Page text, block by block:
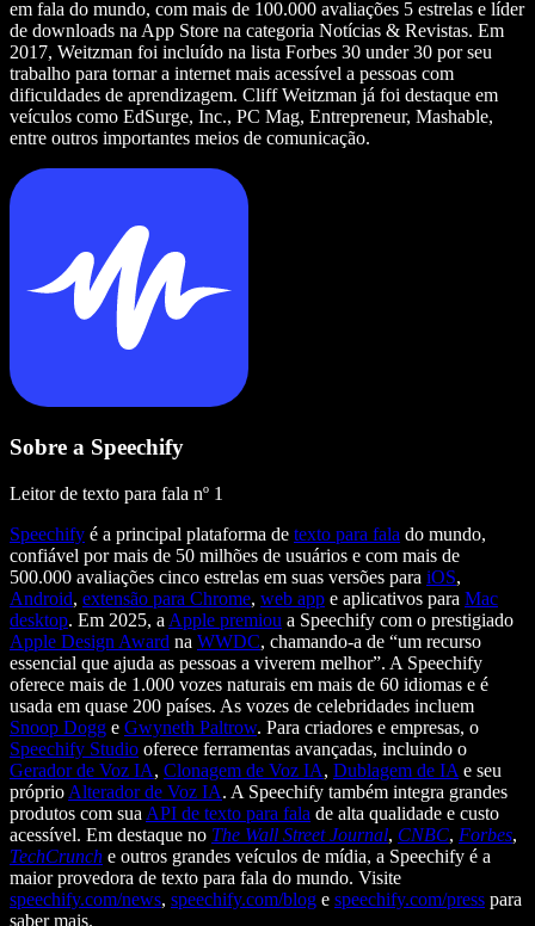
em fala do mundo, com mais de 100.000 avaliações 5 estrelas e líder
de downloads na App Store na categoria Notícias & Revistas. Em
2017, Weitzman foi incluído na lista Forbes 30 under 30 por seu
trabalho para tornar a internet mais acessível a pessoas com
dificuldades de aprendizagem. Cliff Weitzman já foi destaque em
veículos como EdSurge, Inc., PC Mag, Entrepreneur, Mashable,
entre outros importantes meios de comunicação.
Sobre a Speechify
Leitor de texto para fala nº 1
Speechify é a principal plataforma de texto para fala do mundo,
confiável por mais de 50 milhões de usuários e com mais de
500.000 avaliações cinco estrelas em suas versões para iOS,
Android, extensão para Chrome, web app e aplicativos para Mac
desktop. Em 2025, a Apple premiou a Speechify com o prestigiado
Apple Design Award na WWDC, chamando-a de “um recurso
essencial que ajuda as pessoas a viverem melhor”. A Speechify
oferece mais de 1.000 vozes naturais em mais de 60 idiomas e é
usada em quase 200 países. As vozes de celebridades incluem
Snoop Dogg e Gwyneth Paltrow. Para criadores e empresas, o
Speechify Studio oferece ferramentas avançadas, incluindo o
Gerador de Voz IA, Clonagem de Voz IA, Dublagem de IA e seu
próprio Alterador de Voz IA. A Speechify também integra grandes
produtos com sua API de texto para fala de alta qualidade e custo
acessível. Em destaque no The Wall Street Journal, CNBC, Forbes,
TechCrunch e outros grandes veículos de mídia, a Speechify é a
maior provedora de texto para fala do mundo. Visite
speechify.com/news, speechify.com/blog e speechify.com/press para
saber mais.